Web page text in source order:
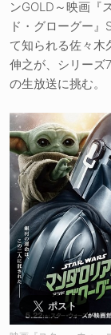
ンGOLD～映画『
ド・グローグー
て知られる佐々木
伸之が、シリーズ
の生放送に挑む。
ポスト